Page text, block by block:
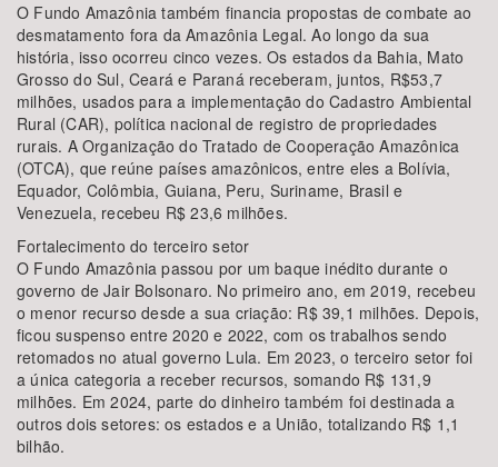
O Fundo Amazônia também financia propostas de combate ao
desmatamento fora da Amazônia Legal. Ao longo da sua
história, isso ocorreu cinco vezes. Os estados da Bahia, Mato
Grosso do Sul, Ceará e Paraná receberam, juntos, R$53,7
milhões, usados para a implementação do Cadastro Ambiental
Rural (CAR), política nacional de registro de propriedades
rurais. A Organização do Tratado de Cooperação Amazônica
(OTCA), que reúne países amazônicos, entre eles a Bolívia,
Equador, Colômbia, Guiana, Peru, Suriname, Brasil e
Venezuela, recebeu R$ 23,6 milhões.
Fortalecimento do terceiro setor
O Fundo Amazônia passou por um baque inédito durante o
governo de Jair Bolsonaro. No primeiro ano, em 2019, recebeu
o menor recurso desde a sua criação: R$ 39,1 milhões. Depois,
ficou suspenso entre 2020 e 2022, com os trabalhos sendo
retomados no atual governo Lula. Em 2023, o terceiro setor foi
a única categoria a receber recursos, somando R$ 131,9
milhões. Em 2024, parte do dinheiro também foi destinada a
outros dois setores: os estados e a União, totalizando R$ 1,1
bilhão.